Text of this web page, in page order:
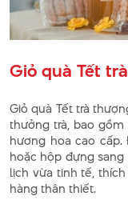
Giỏ quà Tết
Giỏ quà Tết trà
thưởng trà, bao gồm
hương hoa cao
hoặc hộp đựng
lịch vừa tinh tế,
hàng thân thiết.